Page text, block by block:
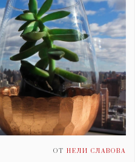
ОТ НЕЛИ СЛАВОВА